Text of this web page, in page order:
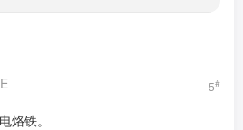
5#
烙铁。